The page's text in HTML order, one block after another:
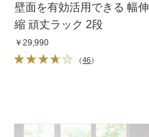
壁面を有効活用できる 幅伸
縮 頑丈ラック 2段
￥29,990
（46）